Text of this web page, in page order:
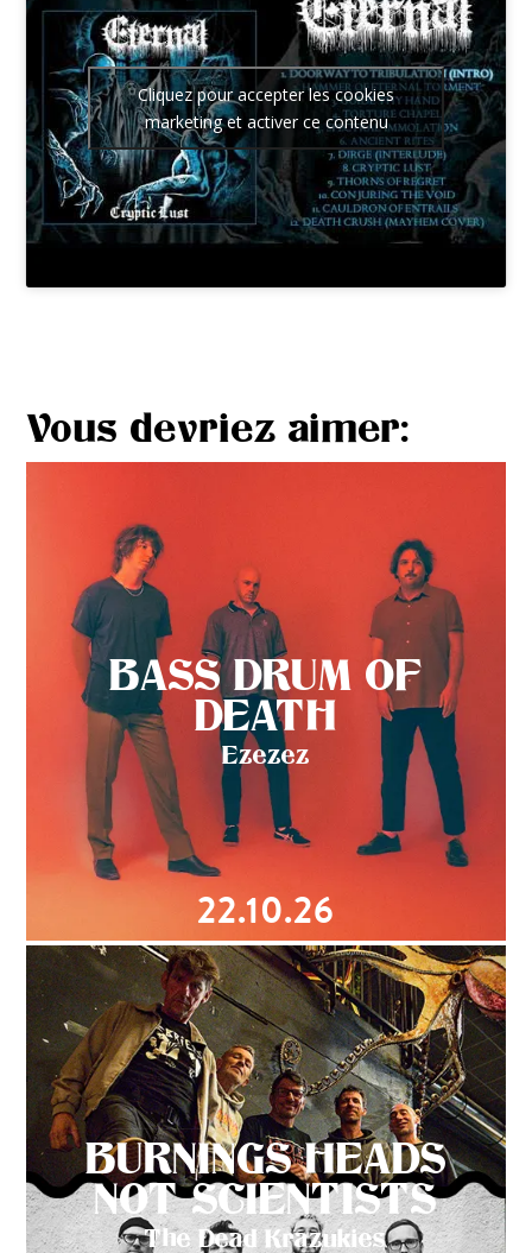
Cliquez pour accepter les cookies
marketing et activer ce contenu
Vous devriez aimer:
BASS DRUM OF
DEATH
Ezezez
22.10.26
BURNINGS HEADS
NOT SCIENTISTS
The Dead Krazukies